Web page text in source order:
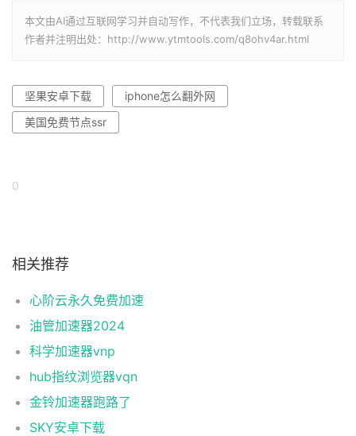
本文由AI通过互联网学习并自动写作，不代表我们立场，转载联系
作者并注明出处：http://www.ytmtools.com/q8ohv4ar.html
坚果安卓下载
iphone怎么翻外网
美国免费节点ssr
0
相关推荐
心阶云永久免费加速
油管加速器2024
科学加速器vnp
hub指纹浏览器vqn
金铃加速器跑路了
SKY安卓下载